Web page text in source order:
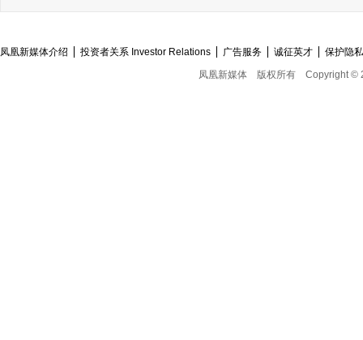
凤凰新媒体介绍 投资者关系 Investor Relations 广告服务 诚征英才
保护隐
凤凰新媒体
版权所有 Copyright ©